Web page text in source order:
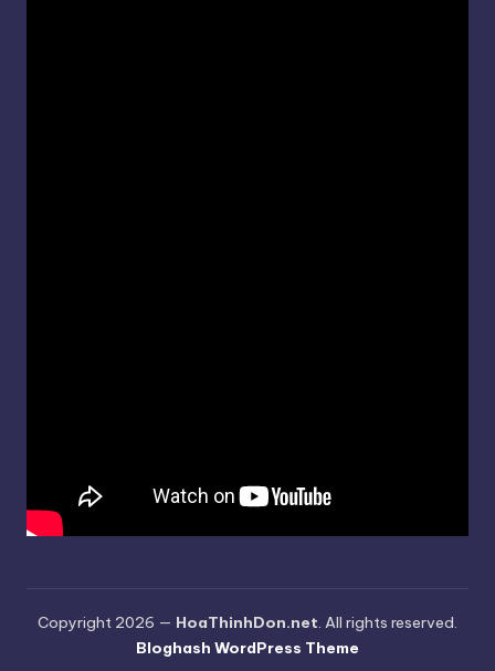
Copyright 2026 — HoaThinhDon.net. All rights reserved.
Bloghash WordPress Theme